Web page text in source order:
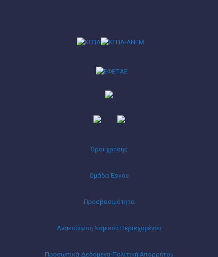
Όροι χρήσης
Ομάδα Έργου
Προσβασιμότητα
Ανακοίνωση Νομικού Περιεχομένου
Προσωπικά Δεδομένα-Πολιτική Απορρήτου